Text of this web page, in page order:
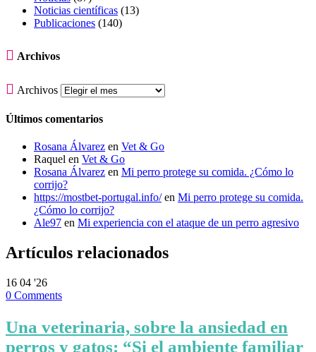
Noticias científicas (13)
Publicaciones (140)
 Archivos
 Archivos
Últimos comentarios
Rosana Álvarez en Vet & Go
Raquel en Vet & Go
Rosana Álvarez en Mi perro protege su comida. ¿Cómo lo
corrijo?
https://mostbet-portugal.info/en Mi perro protege su comida.
¿Cómo lo corrijo?
Ale97 en Mi experiencia con el ataque de un perro agresivo
Artículos relacionados
16 04 '26
0 Comments
Una veterinaria, sobre la ansiedad en
perros y gatos: “Si el ambiente familiar